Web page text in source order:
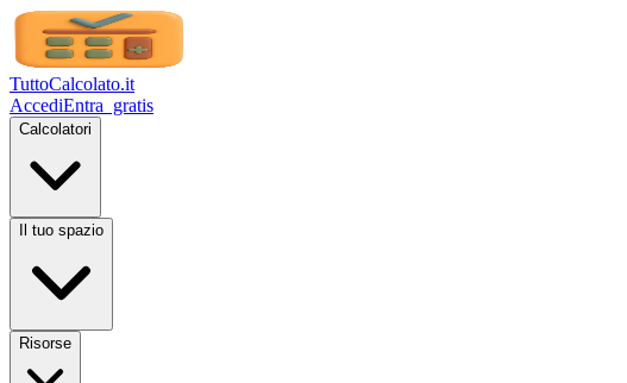
TuttoCalcolato.it
AccediEntra gratis
Calcolatori
Il tuo spazio
Risorse